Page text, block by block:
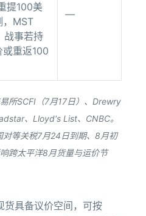
提100美
，MST
战事若持
重返100
—
所SCFI（7月17日）、Drewry
、Lloyd's List、CNBC。
等关税7月24日到期、8月初
跨太平洋8月货量与运价节
货具备议价空间，可按